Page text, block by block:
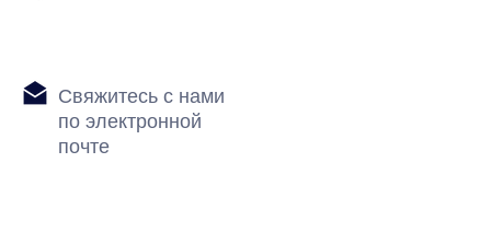
Свяжитесь с нами
по электронной
почте